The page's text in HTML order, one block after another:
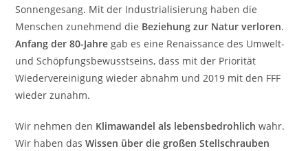
Sonnengesang. Mit der Industrialisierung haben die
Menschen zunehmend die Beziehung zur Natur verloren.
Anfang der 80-Jahre gab es eine Renaissance des Umwelt-
und Schöpfungsbewusstseins, dass mit der Priorität
Wiedervereinigung wieder abnahm und 2019 mit den FFF
wieder zunahm.
Wir nehmen den Klimawandel als lebensbedrohlich wahr.
Wir haben dasWissen über die großen Stellschrauben